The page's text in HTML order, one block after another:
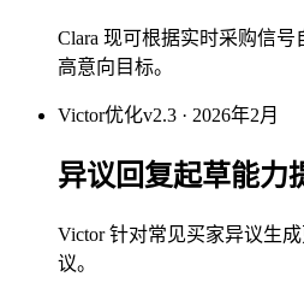
Clara 现可根据实时采购信
高意向目标。
Victor优化v2.3 · 2026年2月
异议回复起草能力
Victor 针对常见买家异议生
议。